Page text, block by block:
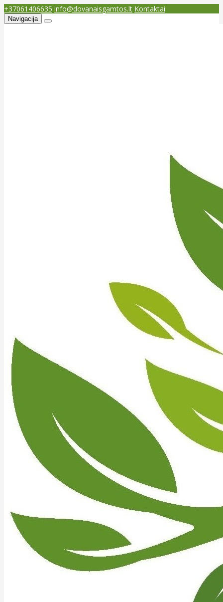
+37061406635 info@dovanaisgamtos.lt Kontaktai
Navigacija